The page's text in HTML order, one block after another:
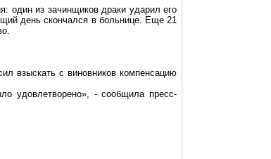
один из зачинщиков драки ударил его
день скончался в больнице. Еще 21
взыскать с виновников компенсацию
удовлетворено», - сообщила пресс-